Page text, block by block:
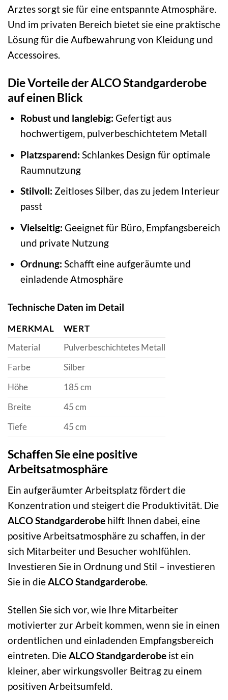
Arztes sorgt sie für eine entspannte Atmosphäre.
Und im privaten Bereich bietet sie eine praktische
Lösung für die Aufbewahrung von Kleidung und
Accessoires.
Die Vorteile der ALCO Standgarderobe
auf einen Blick
Robust und langlebig: Gefertigt aus
hochwertigem, pulverbeschichtetem Metall
Platzsparend: Schlankes Design für optimale
Raumnutzung
Stilvoll: Zeitloses Silber, das zu jedem Interieur
passt
Vielseitig: Geeignet für Büro, Empfangsbereich
und private Nutzung
Ordnung: Schafft eine aufgeräumte und
einladende Atmosphäre
Technische Daten im Detail
MERKMAL
WERT
Material
Pulverbeschichtetes Metall
Farbe
Silber
Höhe
185 cm
Breite
45 cm
Tiefe
45 cm
Schaffen Sie eine positive
Arbeitsatmosphäre
Ein aufgeräumter Arbeitsplatz fördert die
Konzentration und steigert die Produktivität. Die
ALCO Standgarderobe hilft Ihnen dabei, eine
positive Arbeitsatmosphäre zu schaffen, in der
sich Mitarbeiter und Besucher wohlfühlen.
Investieren Sie in Ordnung und Stil – investieren
Sie in dieALCO Standgarderobe.
Stellen Sie sich vor, wie Ihre Mitarbeiter
motivierter zur Arbeit kommen, wenn sie in einen
ordentlichen und einladenden Empfangsbereich
eintreten. DieALCO Standgarderobe ist ein
kleiner, aber wirkungsvoller Beitrag zu einem
positiven Arbeitsumfeld.